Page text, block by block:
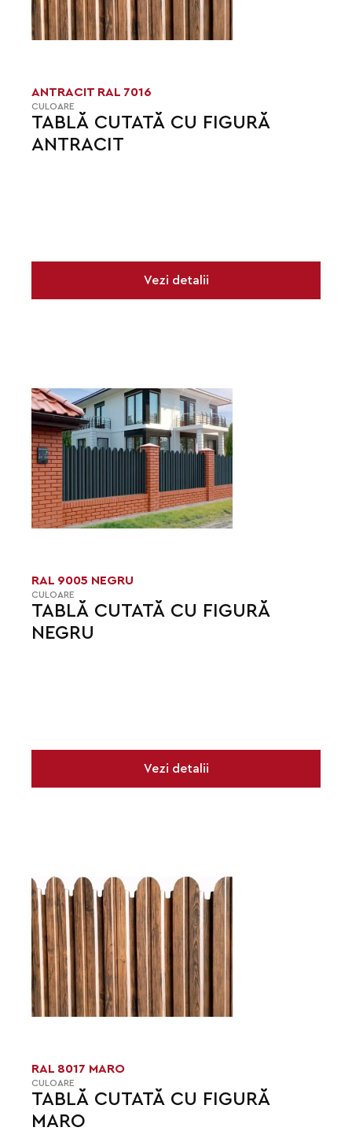
TABLĂ CUTATĂ CU FIGURĂ
ANTRACIT
ANTRACIT RAL 7016
CULOARE
Vezi detalii
TABLĂ CUTATĂ CU FIGURĂ
NEGRU
RAL 9005 NEGRU
CULOARE
Vezi detalii
TABLĂ CUTATĂ CU FIGURĂ
MARO
RAL 8017 MARO
CULOARE